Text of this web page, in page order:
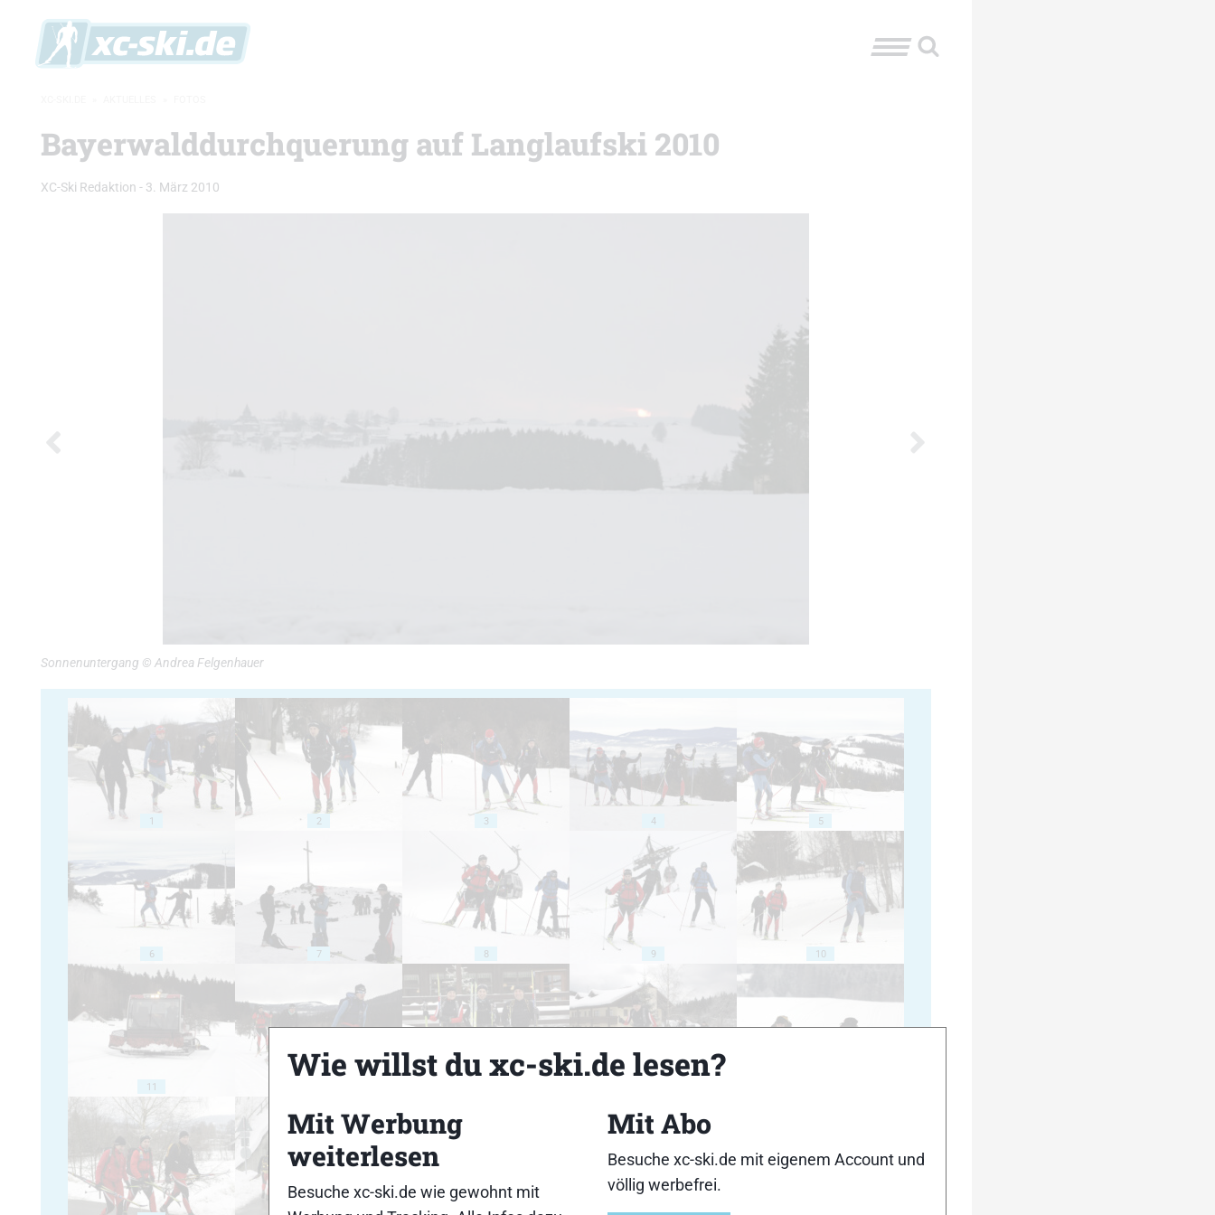
Bayerwalddurchquerung auf Langlaufski 2010
XC-Ski Redaktion - 3. März 2010
Sonnenuntergang © Andrea Felgenhauer
1 2 3 4 5
6 7 8 9 10
11
Wie willst du xc-ski.de lesen?
Mit Werbung
weiterlesen
Besuche xc-ski.de wie gewohnt mit
Mit Abo
Besuche xc-ski.de mit eigenem Account und
völlig werbefrei.